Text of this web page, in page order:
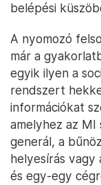
belépési
A nyomozó
már a
egyik ilyen a
rendszert
információkat
amelyhez az MI
generál, a
helyesírás vagy
és egy-egy